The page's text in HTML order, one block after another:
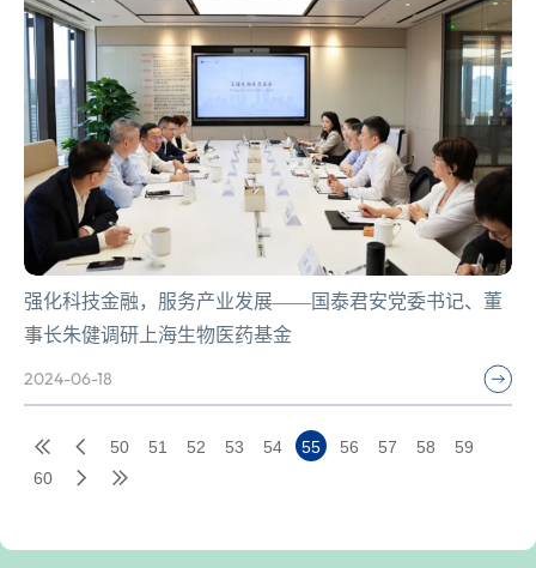
强化科技金融，服务产业发展——国泰君安党委书记、董
事长朱健调研上海生物医药基金
2024-06-18
50 51 52 53 54 55 56 57 58
59
60